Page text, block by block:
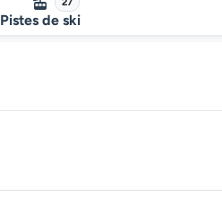
Pistes de ski